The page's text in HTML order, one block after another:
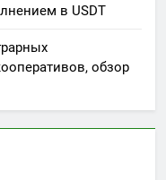
в USDT
обзор